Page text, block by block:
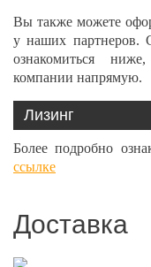
Вы также можете
у наших партнеров.
ознакомиться
компании напрямую.
Лизинг
Более подробно
ссылке
Доставка